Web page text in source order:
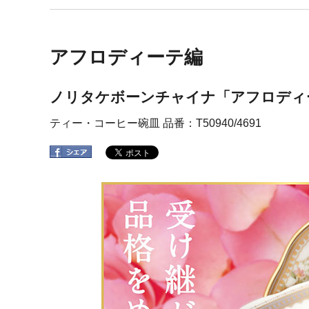
アフロディーテ編
ノリタケボーンチャイナ「アフロデ
ティー・コーヒー碗皿 品番：T50940/4691